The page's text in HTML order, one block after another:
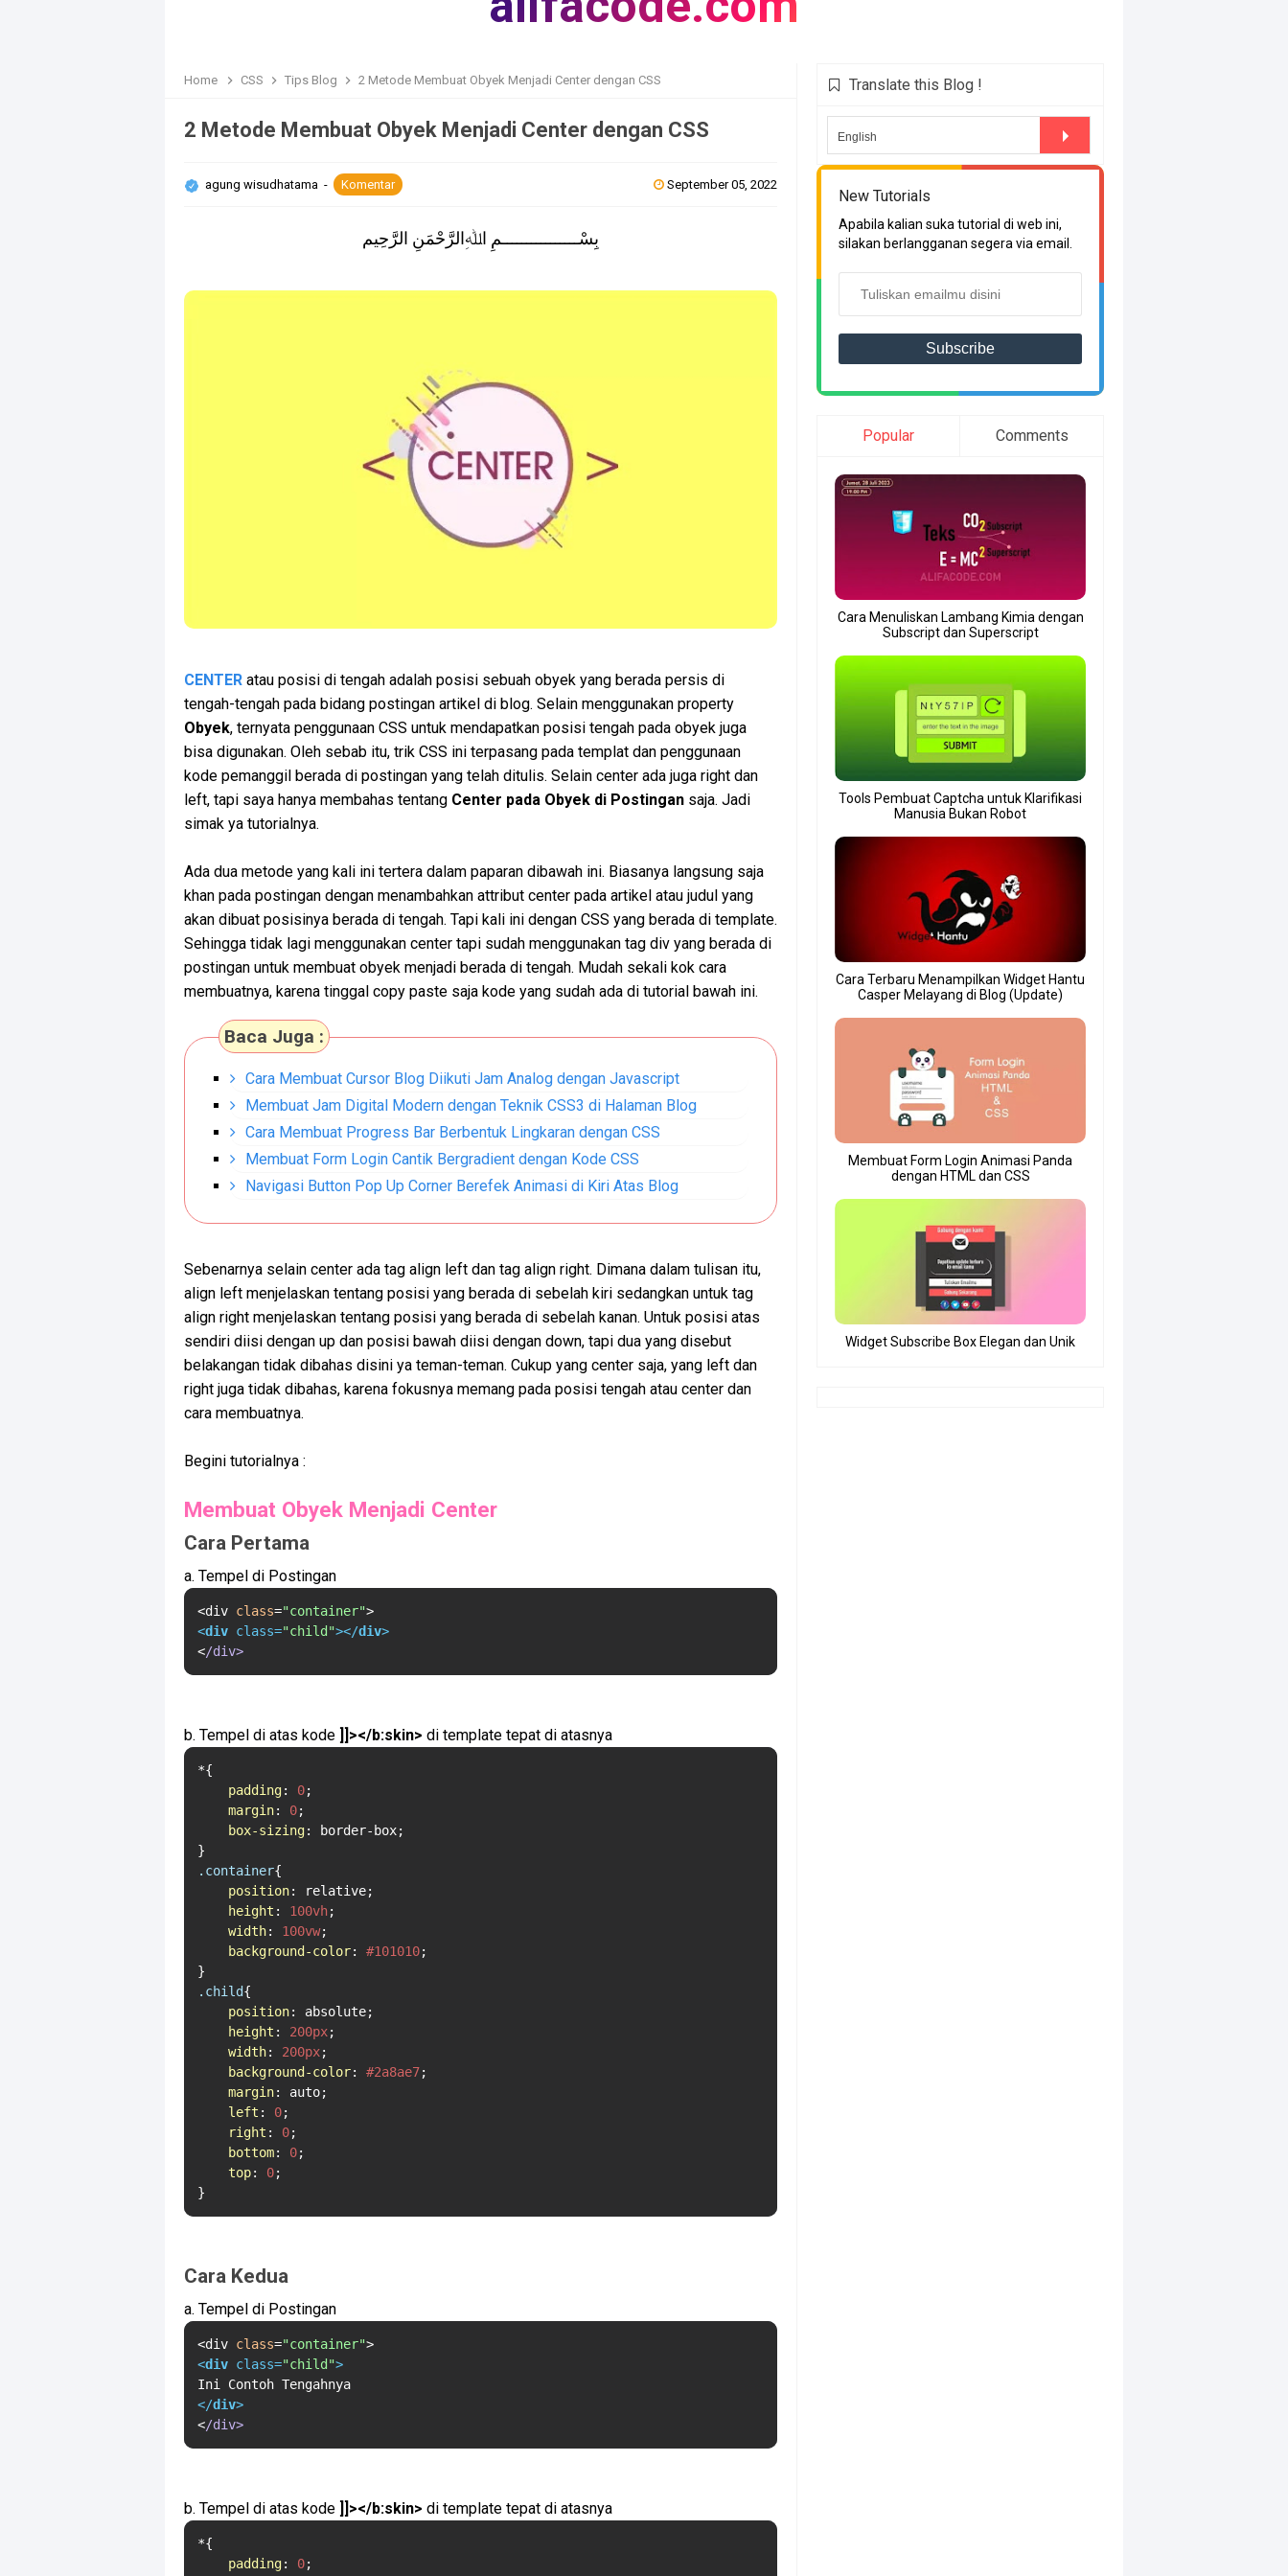
Home CSS Tips Blog 2 Metode Membuat Obyek Menjadi Center dengan CSS
2 Metode Membuat Obyek Menjadi Center dengan CSS
agung wisudhatama September 05, 2022
Komentar
بِسْــــــــــــــــمِ اﷲِالرَّحْمَنِ الرَّحِيم
CENTER atau posisi di tengah adalah posisi sebuah obyek yang berada persis di
tengah-tengah pada bidang postingan artikel di blog. Selain menggunakan property
Obyek, ternyata penggunaan CSS untuk mendapatkan posisi tengah pada obyek juga
bisa digunakan. Oleh sebab itu, trik CSS ini terpasang pada templat dan penggunaan
kode pemanggil berada di postingan yang telah ditulis. Selain center ada juga right dan
left, tapi saya hanya membahas tentang Center pada Obyek di Postingan saja. Jadi
simak ya tutorialnya.
Ada dua metode yang kali ini tertera dalam paparan dibawah ini. Biasanya langsung saja
khan pada postingan dengan menambahkan attribut center pada artikel atau judul yang
akan dibuat posisinya berada di tengah. Tapi kali ini dengan CSS yang berada di template.
Sehingga tidak lagi menggunakan center tapi sudah menggunakan tag div yang berada di
postingan untuk membuat obyek menjadi berada di tengah. Mudah sekali kok cara
membuatnya, karena tinggal copy paste saja kode yang sudah ada di tutorial bawah ini.
Baca Juga :
Cara Membuat Cursor Blog Diikuti Jam Analog dengan Javascript
Membuat Jam Digital Modern dengan Teknik CSS3 di Halaman Blog
Cara Membuat Progress Bar Berbentuk Lingkaran dengan CSS
Membuat Form Login Cantik Bergradient dengan Kode CSS
Navigasi Button Pop Up Corner Berefek Animasi di Kiri Atas Blog
Sebenarnya selain center ada tag align left dan tag align right. Dimana dalam tulisan itu,
align left menjelaskan tentang posisi yang berada di sebelah kiri sedangkan untuk tag
align right menjelaskan tentang posisi yang berada di sebelah kanan. Untuk posisi atas
sendiri diisi dengan up dan posisi bawah diisi dengan down, tapi dua yang disebut
belakangan tidak dibahas disini ya teman-teman. Cukup yang center saja, yang left dan
right juga tidak dibahas, karena fokusnya memang pada posisi tengah atau center dan
cara membuatnya.
Begini tutorialnya :
Membuat Obyek Menjadi Center
Cara Pertama
a. Tempel di Postingan
<div class="container"
<div class="child"></div>
</div>
b. Tempel di atas kode ]]></b:skin> di template tepat di atasnya
*{
padding: 0;
margin: 0;
box-sizing: border-box;
.container{
position: relative;
height : 100vh;
width: 100vw;
background-color: #101010;
.child{
position: absolute;
height : 200px;
width: 200px;
background-color: #2a8ae7;
margin: auto;
left : 0;
right : 0;
bottom: 0;
top: 0;
}
Cara Kedua
a. Tempel di Postingan
<div class="container"
<div class="child">
</div>
</div>
b. Tempel di atas kode ]]></b:skin> di template tepat di atasnya
*{
padding: 0;
Translate this Blog !
New Tutorials
Apabila kalian suka tutorial di web ini,
silakan berlangganan segera via email.
Popular Comments
Cara Menuliskan Lambang Kimia dengan
Subscript dan Superscript
Tools Pembuat Captcha untuk Klarifikasi
Manusia Bukan Robot
Cara Terbaru Menampilkan Widget Hantu
Casper Melayang di Blog (Update)
Membuat Form Login Animasi Panda
dengan HTML dan CSS
Widget Subscribe Box Elegan dan Unik